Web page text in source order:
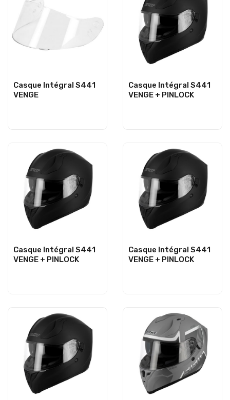
Casque Intégral S441
VENGE
Casque Intégral S441
VENGE + PINLOCK
Casque Intégral S441
VENGE + PINLOCK
Casque Intégral S441
VENGE + PINLOCK